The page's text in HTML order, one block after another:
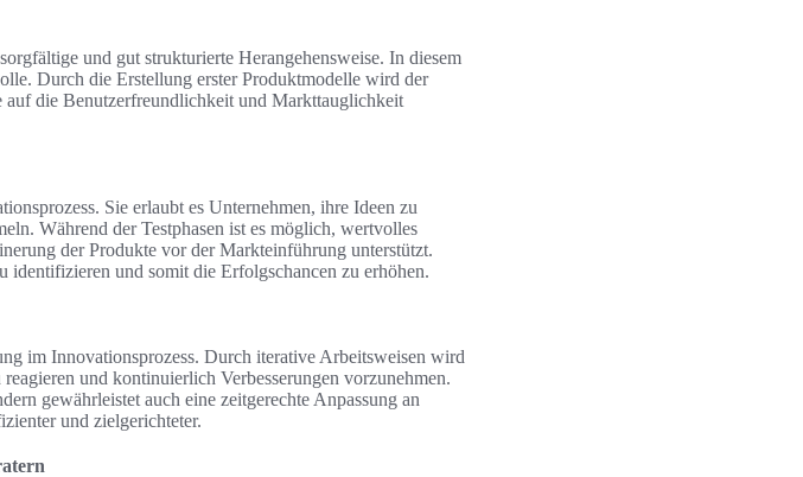
und gut strukturierte Herangehensweise. In diesem
Durch die Erstellung erster Produktmodelle wird der
auf die Benutzerfreundlichkeit und Markttauglichkeit
Sie erlaubt es Unternehmen, ihre Ideen zu
Während der Testphasen ist es möglich, wertvolles
der Produkte vor der Markteinführung unterstützt.
und somit die Erfolgschancen zu erhöhen.
im Innovationsprozess. Durch iterative Arbeitsweisen wird
und kontinuierlich Verbesserungen vorzunehmen.
gewährleistet auch eine zeitgerechte Anpassung an
und zielgerichteter.